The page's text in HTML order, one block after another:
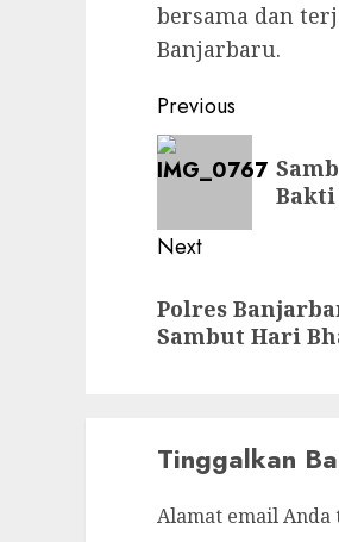
bersama dan
Banjarbaru.
Previous
Next
Polres
Sambut Hari
Tinggalkan
Alamat email